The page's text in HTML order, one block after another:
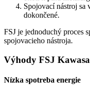
Spojovací nástroj sa
dokončené.
FSJ je jednoduchý proces
spojovacieho nástroja.
Výhody FSJ
Nízka spotreba energie